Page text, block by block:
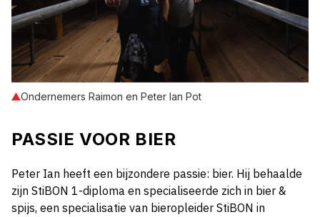
Ondernemers Raimon en Peter Ian Pot
PASSIE VOOR BIER
Peter Ian heeft een bijzondere passie: bier. Hij behaalde
zijn StiBON 1-diploma en specialiseerde zich in bier &
spijs, een specialisatie van bieropleider StiBON in